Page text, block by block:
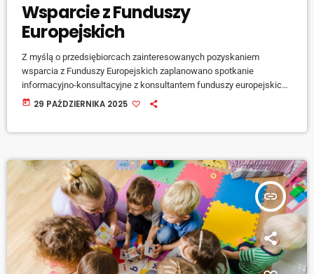
Wsparcie z Funduszy
Europejskich
Z myślą o przedsiębiorcach zainteresowanych pozyskaniem
wsparcia z Funduszy Europejskich zaplanowano spotkanie
informacyjno-konsultacyjne z konsultantem funduszy europejskich.
Spotkanie przewidziano na 5 listopada o godzinie 17 w Urban Lab w
today 29 PAŹDZIERNIKA 2025
insert_link